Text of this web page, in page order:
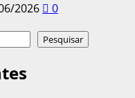
2026
0
Pesquisar